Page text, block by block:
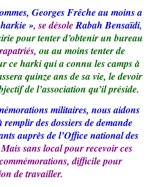
Georges Frêche au moins a
», se désoleRabah Bensaïdi,
pour tenter d’obtenir un bureau
, ou au moins tenter de
ce harki qui a connu les camps à
quinze ans de sa vie, le devoir
de l’association qu’il préside.
militaires, nous aidons
des dossiers de demande
auprès de l’Office national des
Mais sans local pour recevoir ces
difficile pour
de travailler.